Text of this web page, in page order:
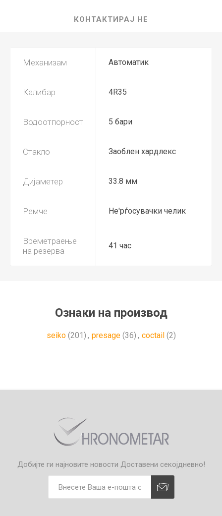
КОНТАКТИРАЈ НЕ
Механизам Автоматик
Калибар 4R35
Водоотпорност 5 бари
Стакло Заоблен хардлекс
Дијаметер 33.8 мм
Ремче Не'рѓосувачки челик
Времетраење
на резерва
41 час
Ознаки на производ
seiko (201) , presage (36) , coctail (2)
Добијте ги најновите новости Доставени секојдневно!